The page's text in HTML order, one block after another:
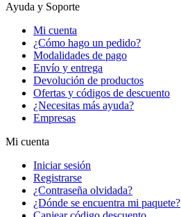
Ayuda y Soporte
Mi cuenta
¿Cómo hago un pedido?
Modalidades de pago
Envío y entrega
Devolución de productos
Ofertas y códigos de descuento
¿Necesitas más ayuda?
Empresas
Mi cuenta
Iniciar sesión
Registrarse
¿Contraseña olvidada?
¿Dónde se encuentra mi paquete?